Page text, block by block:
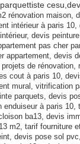
rénovation maison,
intérieur à paris
devis
pas cher
appartement, devis
de
cout à paris 10,
mural, vitrification
parquets, devis
enduiseur à paris
ba13, devis
m2, tarif fourniture
devis pose sol